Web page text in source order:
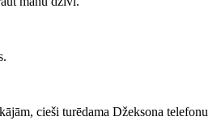
cieši turēdama Džeksona telefonu